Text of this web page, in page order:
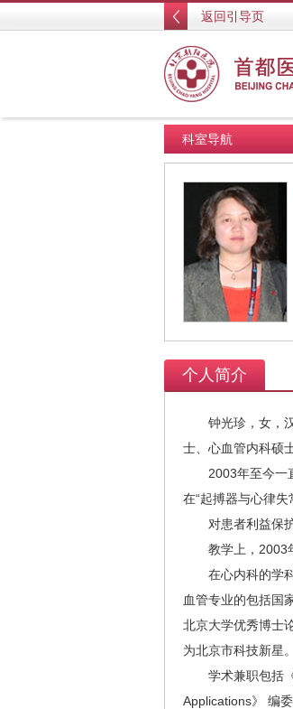
返回引导页
科室导航
个人简介
钟光珍，女，汉
士、心血管内科硕
2003年至今一直
在“起搏器与心律
对患者利益保护
教学上，2003年
在心内科的学科
血管专业的包括国
北京大学优秀博士
为北京市科技新星
学术兼职包括《
Applications》 编